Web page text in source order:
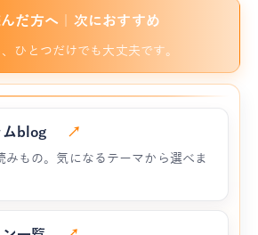
だ方へ｜次におすすめ
ひとつだけでも大丈夫です。
ムblog ↗
みもの。気になるテーマから選べま